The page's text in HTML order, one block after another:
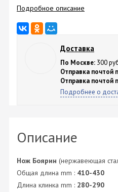
Подробное описание
Доставка
По Москве: 300
Отправка почтой
Отправка почтой
Подробнее о
Описание
Нож Боярин (нержавеющая
Общая длина mm : 410-430
Длина клинка mm : 280-290